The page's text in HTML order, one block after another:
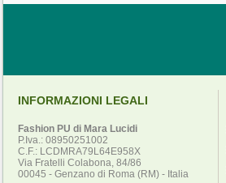
INFORMAZIONI LEGALI
Fashion PU di Mara Lucidi
P.Iva.: 08950251002
C.F.: LCDMRA79L64E958X
Via Fratelli Colabona, 84/86
00045 - Genzano di Roma (RM) - Italia